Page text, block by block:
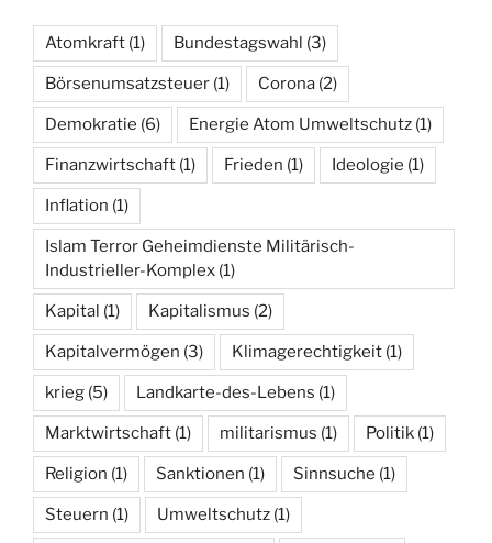
Atomkraft (1) Bundestagswahl (3)
Börsenumsatzsteuer (1) Corona (2)
Demokratie (6) Energie Atom Umweltschutz (1)
Finanzwirtschaft (1) Frieden (1) Ideologie (1)
Inflation (1)
Islam Terror Geheimdienste Militärisch-
Industrieller-Komplex (1)
Kapital (1) Kapitalismus (2)
Kapitalvermögen (3) Klimagerechtigkeit (1)
krieg (5) Landkarte-des-Lebens (1)
Marktwirtschaft (1) militarismus (1) Politik (1)
Religion (1) Sanktionen (1) Sinnsuche (1)
Steuern (1) Umweltschutz (1)